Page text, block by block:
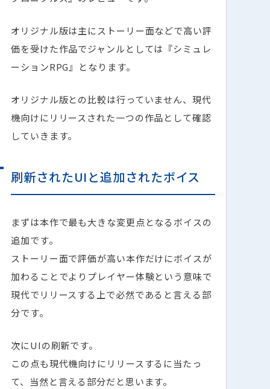
オリジナル版は主にストーリー面などで高い評
価を受けた作品でジャンルとしては『シミュレ
ーションRPG』となります。
オリジナル版との比較は行っていません、現代
機向けにリリースされた一つの作品として確認
していきます。
刷新されたUIと追加されたボイス
まずは本作で最も大きな変更点となるボイスの
追加です。
ストーリー面で評価が高い本作だけにボイスが
加わることでよりプレイヤー体験という意味で
現代でリリースする上で必然であると言える部
分です。
次にUIの刷新です。
この点も現代機向けにリリースするに当たっ
て、当然と言える部分だと思います。